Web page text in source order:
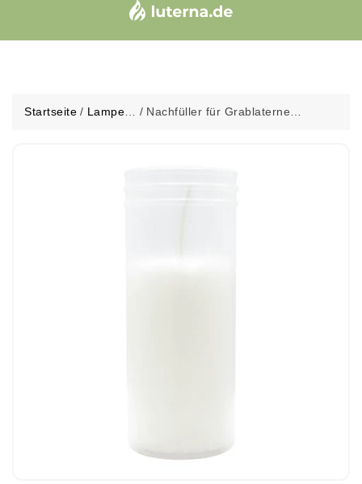
Startseite / Lampen
/ Nachfüller für Grablaterne